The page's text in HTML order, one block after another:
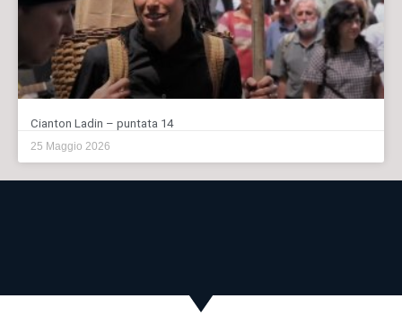
Cianton Ladin – puntata 14
25 Maggio 2026